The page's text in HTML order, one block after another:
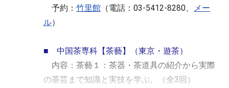
予約： 竹里館 （電話：03-5412-8280、
メー
ル）
■ 中国茶専科【茶藝】（東京・遊茶）
内容：茶藝１：茶器・茶道具の紹介から実際
の茶芸まで知識と実技を学ぶ。（全3回）